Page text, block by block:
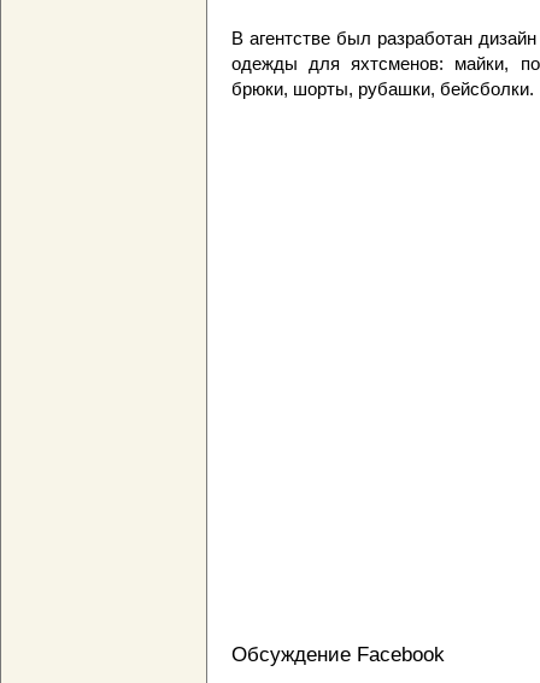
В агентстве был разработан
одежды для яхтсменов: майки,
брюки, шорты, рубашки, бейсболки.
Обсуждение Facebook